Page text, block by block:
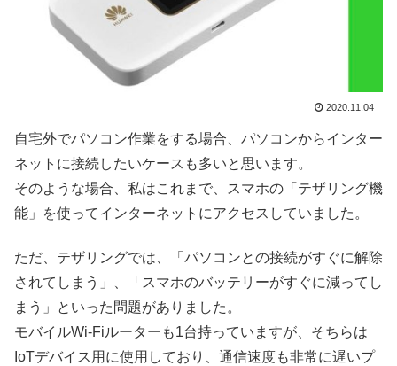
2020.11.04
自宅外でパソコン作業をする場合、パソコンからインター
ネットに接続したいケースも多いと思います。
そのような場合、私はこれまで、スマホの「テザリング機
能」を使ってインターネットにアクセスしていました。
ただ、テザリングでは、「パソコンとの接続がすぐに解除
されてしまう」、「スマホのバッテリーがすぐに減ってし
まう」といった問題がありました。
モバイルWi-Fiルーターも1台持っていますが、そちらは
IoTデバイス用に使用しており、通信速度も非常に遅いプ